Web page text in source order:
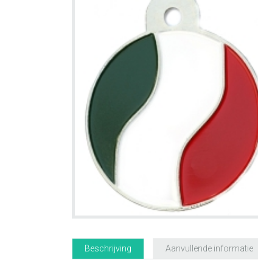
Beschrijving Aanvullende informatie